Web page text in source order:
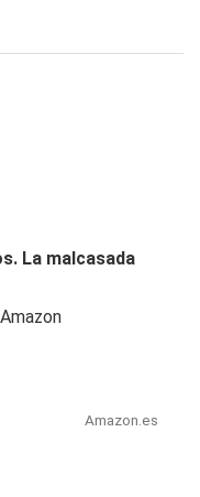
La malcasada
Amazon.es